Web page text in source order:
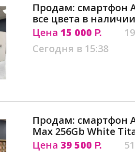
Продам: смартфон
все цвета в
Цена 15 000 Р.
Сегодня в 15:38
Продам: смартфон
Max 256Gb White
Цена 39 500 Р.